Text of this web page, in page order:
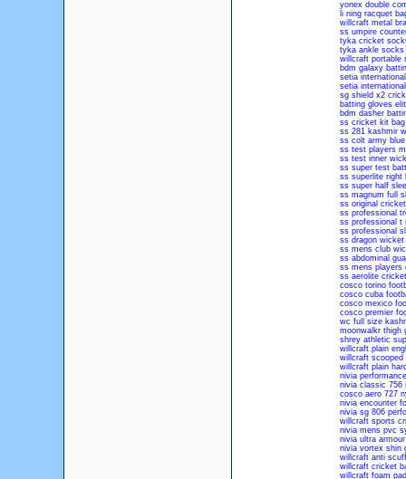
yonex double
li ning racquet
willcraft metal
ss umpire
tyka cricket
tyka ankle socks
willcraft portable
bdm galaxy
setia
setia
sg shield x2
batting gloves
bdm dasher
ss cricket kit
ss 281 kashmir
ss colt army
ss test players
ss test inner
ss super test
ss superlite right
ss super half
ss magnum full
ss original
ss professional
ss professional t
ss professional
ss dragon wicket
ss mens club
ss abdominal
ss mens players
ss aerolite
cosco torino
cosco cuba
cosco mexico
cosco premier
wc full size
moonwalkr thigh
shrey athletic
willcraft plain
willcraft scooped
willcraft plain
nivia
nivia classic 756
cosco aero 727
nivia encounter
nivia sg 806
willcraft sports
nivia mens pvc
nivia ultra
nivia vortex shin
willcraft anti
willcraft cricket
willcraft foam